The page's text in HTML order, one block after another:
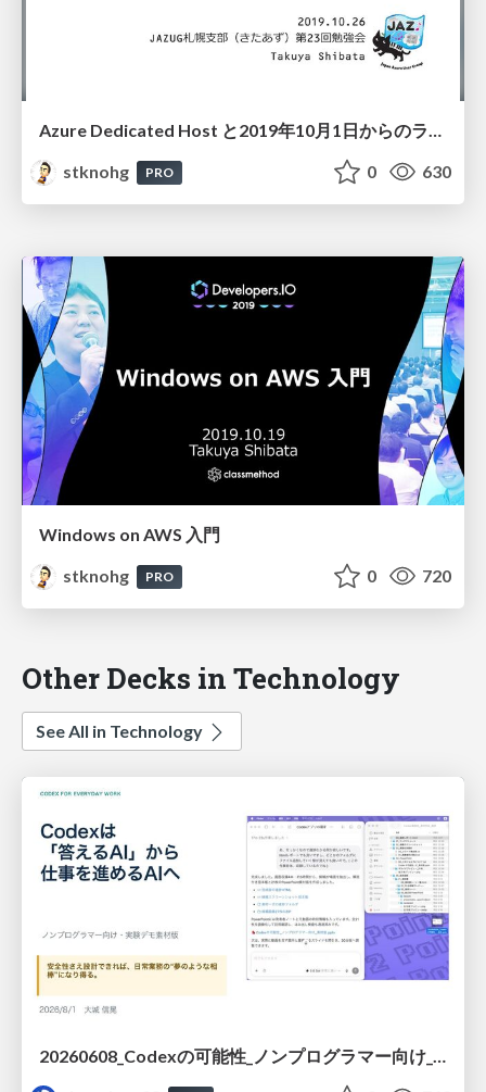
Azure Dedicated Host と2019年10月1日からのライセンス改定のはなし
stknohg
PRO 0 630
Windows on AWS 入門
stknohg
PRO 0 720
Other Decks in Technology
See All in Technology